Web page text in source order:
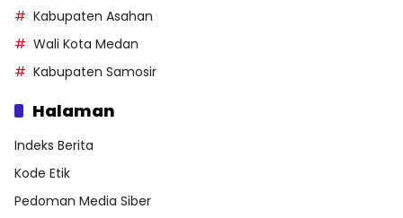
Kabupaten Asahan
Wali Kota Medan
Kabupaten Samosir
Halaman
Indeks Berita
Kode Etik
Pedoman Media Siber